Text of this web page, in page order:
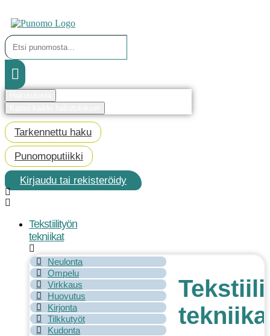
Mene
sisältöön
Search
...
Tarkennettu haku
Punomoputiikki
Kirjaudu tai rekisteröidy
Tekstiilityön
tekniikat
Neulonta
Ompelu
Virkkaus
Huovutus
Kirjonta
Tilkkutyöt
Kudonta